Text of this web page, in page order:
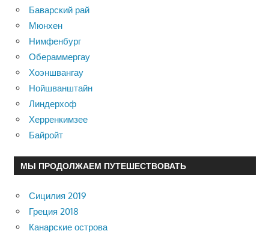
Баварский рай
Мюнхен
Нимфенбург
Обераммергау
Хоэншвангау
Нойшванштайн
Линдерхоф
Херренкимзее
Байройт
МЫ ПРОДОЛЖАЕМ ПУТЕШЕСТВОВАТЬ
Сицилия 2019
Греция 2018
Канарские острова